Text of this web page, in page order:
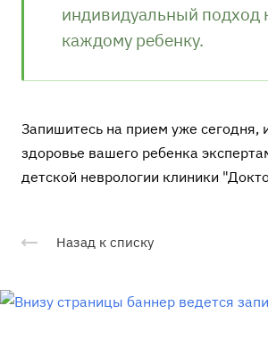
индивидуальный подход
каждому ребенку.
Запишитесь на прием уже сегодня,
здоровье вашего ребенка
детской неврологии клиники
Назад к списку